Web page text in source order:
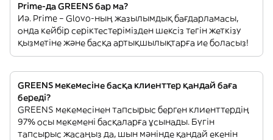
Prime-да GREENS бар ма?
Иә. Prime – Glovo-ның жазылымдық бағдарламасы,
онда кейбір серіктестерімізден шексіз тегін жеткізу
қызметіне және басқа артықшылықтарға ие боласыз!
GREENS мекемесіне басқа клиенттер қандай баға
береді?
GREENS мекемесінен тапсырыс берген клиенттердің
97% осы мекемені басқаларға ұсынады. Бүгін
тапсырыс жасаңыз да, шын мәнінде қандай екенін